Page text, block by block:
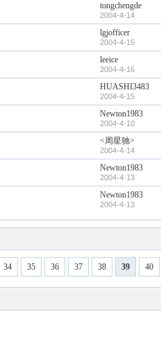
tongchengde
2004-4-14
lgjofficer
2004-4-15
leeice
2004-4-16
HUASHI3483
2004-4-15
Newton1983
2004-4-10
<周星驰>
2004-4-14
Newton1983
2004-4-13
Newton1983
2004-4-13
34 35 36 37 38 39 40